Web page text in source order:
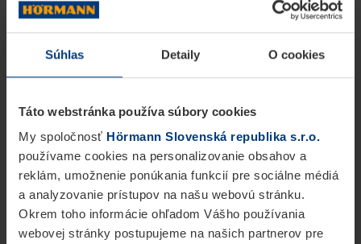
Súhlas Detaily O cookies
Táto webstránka používa súbory cookies
My spoločnosť Hörmann Slovenská republika s.r.o.
používame cookies na personalizovanie obsahov a
reklám, umožnenie ponúkania funkcií pre sociálne médiá
a analyzovanie prístupov na našu webovú stránku.
Okrem toho informácie ohľadom Vášho používania
webovej stránky postupujeme na našich partnerov pre